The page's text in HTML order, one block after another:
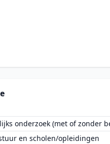
onderzoek (met of zonder
en scholen/opleidingen